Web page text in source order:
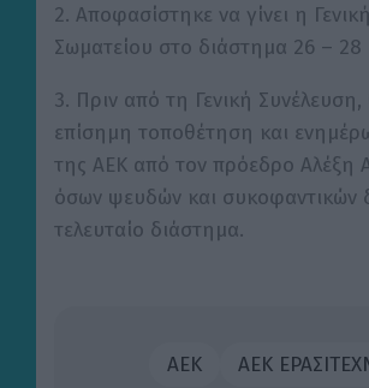
2. Αποφασίστηκε να γίνει η
Σωματείου στο διάστημα 26 – 28
3. Πριν από τη Γενική Συνέλευση,
επίσημη τοποθέτηση και
της ΑΕΚ από τον πρόεδρο Αλέξη
όσων ψευδών και συκοφαντικών
τελευταίο διάστημα.
ΑΕΚ ΑΕΚ